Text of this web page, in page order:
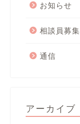
お知らせ
相談員募集
通信
アーカイブ